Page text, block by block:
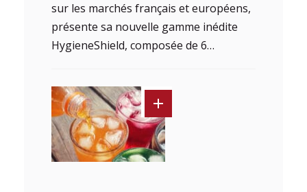
sur les marchés français et européens,
présente sa nouvelle gamme inédite
HygieneShield, composée de 6…